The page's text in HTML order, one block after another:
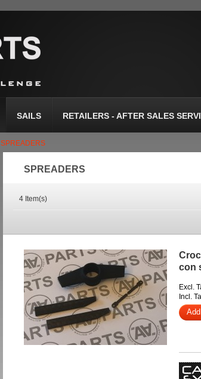
SAILS RETAILERS - AFTER SALES
SPREADERS
SPREADERS
4 Item(s)
con
Excl.
Incl.